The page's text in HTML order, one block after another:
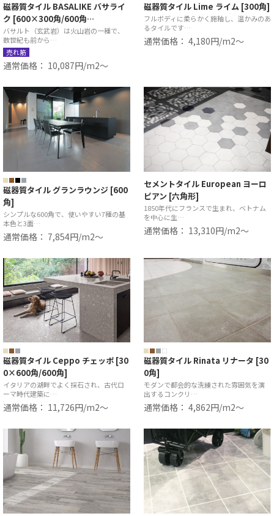
磁器質タイル BASALIKE バサライ
ク [600×300角/600角…
バサルト（玄武岩）は火山岩の一種で、
数世紀も前から…
売れ筋
通常価格： 10,087円/m2〜
磁器質タイル Lime ライム [300角]
フルボディに柔らかく施釉し、温かみのあ
るタイルです…
通常価格： 4,180円/m2〜
磁器質タイル グランラウンジ [600
角]
シンプルな600角で、使いやすい7種の基
本色と3面…
通常価格： 7,854円/m2〜
セメントタイル European ヨーロ
ピアン [六角形]
1850年代にフランスで生まれ、ベトナム
を中心に生…
通常価格： 13,310円/m2〜
磁器質タイル Ceppo チェッポ [30
0×600角/600角]
イタリアの湖畔でよく採石され、古代ロ
ーマ時代建築に…
通常価格： 11,726円/m2〜
磁器質タイル Rinata リナータ [30
0角]
モダンで都会的な洗練された雰囲気を演
出するコンクリ…
通常価格： 4,862円/m2〜